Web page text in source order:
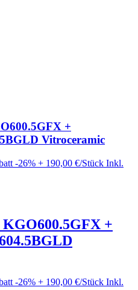
+
Vitroceramic
-26% + 190,00 €/Stück Inkl.
+
-26% + 190,00 €/Stück Inkl.